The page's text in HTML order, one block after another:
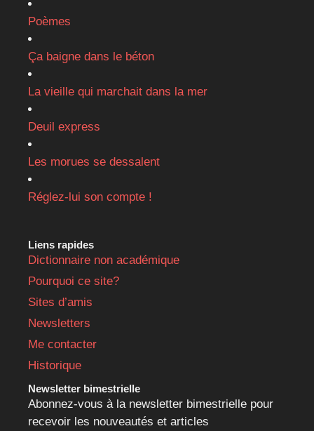
Poèmes
Ça baigne dans le béton
La vieille qui marchait dans la mer
Deuil express
Les morues se dessalent
Réglez-lui son compte !
Liens rapides
Dictionnaire non académique
Pourquoi ce site?
Sites d’amis
Newsletters
Me contacter
Historique
Newsletter bimestrielle
Abonnez-vous à la newsletter bimestrielle pour
recevoir les nouveautés et articles